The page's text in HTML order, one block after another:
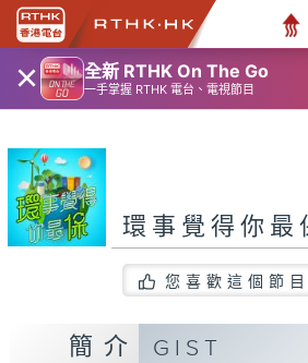
× 全新 RTHK On The Go
一手掌握 RTHK 電台、電視節目
環事覺得你最
您喜歡這個節
簡介 GIST